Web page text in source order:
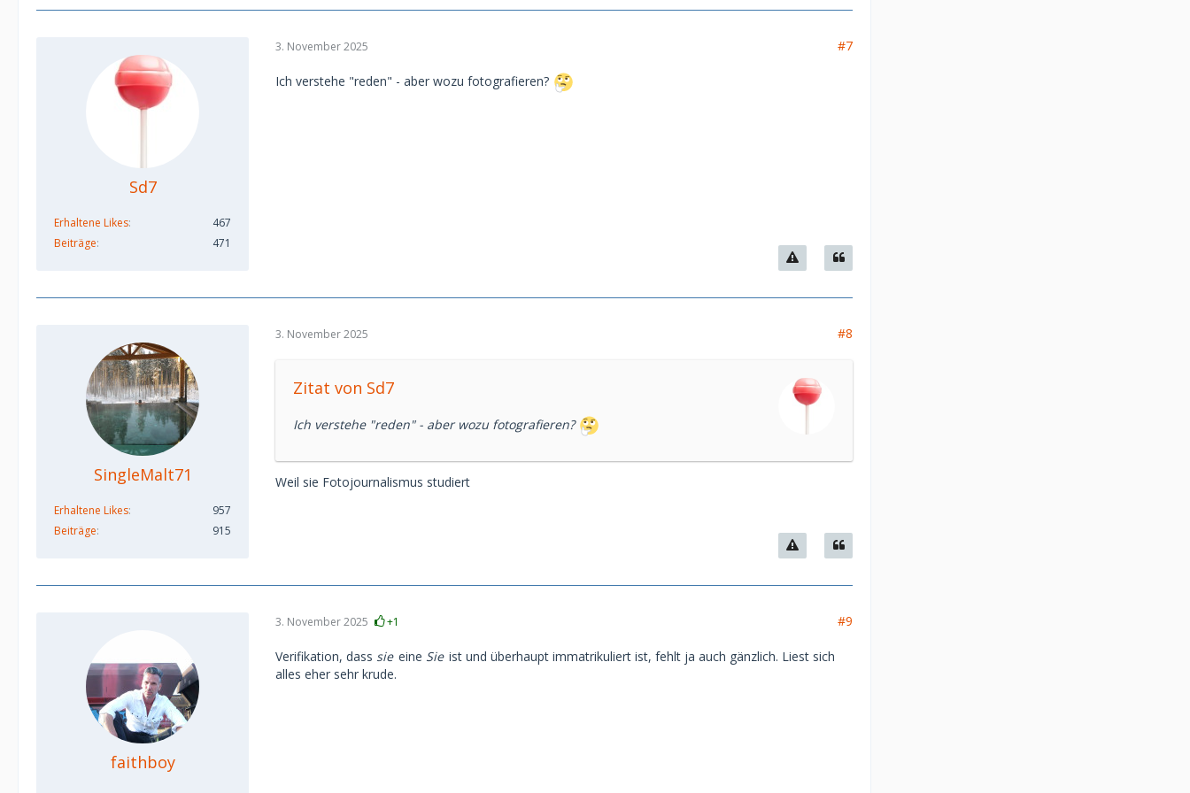
Sd7
Erhaltene Likes
467
Beiträge
471
3. November 2025 #7
Ich verstehe "reden" - aber wozu fotografieren?
SingleMalt71
Erhaltene Likes
957
Beiträge
915
3. November 2025 #8
Zitat von Sd7
Ich verstehe "reden" - aber wozu fotografieren?
Weil sie Fotojournalismus studiert
faithboy
3. November 2025 +1 #9
Verifikation, dass sie eine Sie ist und überhaupt immatrikuliert ist, fehlt ja auch gänzlich. Liest sich
alles eher sehr krude.